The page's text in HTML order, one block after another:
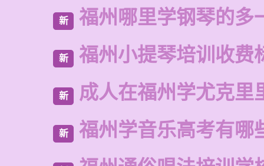
新 福州哪里学钢琴的多
新 福州小提琴培训收费
新 成人在福州学尤克里
新 福州学音乐高考有哪